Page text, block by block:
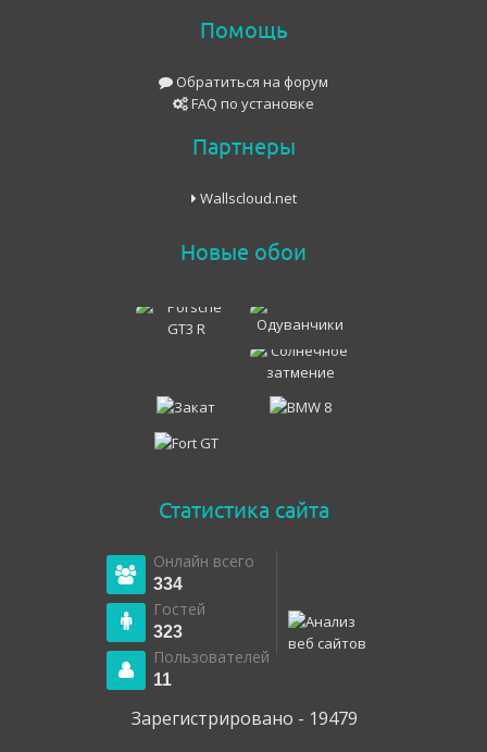
Помощь
Обратиться на форум
FAQ по установке
Партнеры
Wallscloud.net
Новые обои
Статистика сайта
Онлайн всего
334
Гостей
323
Пользователей
11
Зарегистрировано - 19479